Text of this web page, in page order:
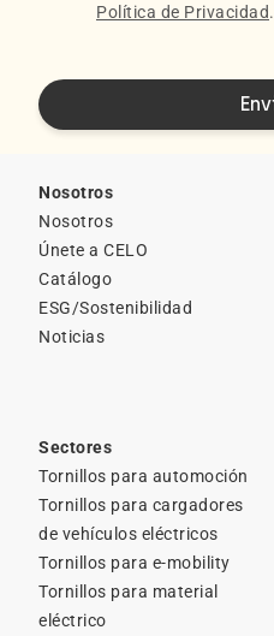
Política de Privacidad.
Nosotros
Nosotros
Únete a CELO
Catálogo
ESG/Sostenibilidad
Noticias
Sectores
Tornillos para automoción
Tornillos para cargadores
de vehículos eléctricos
Tornillos para e-mobility
Tornillos para material
eléctrico